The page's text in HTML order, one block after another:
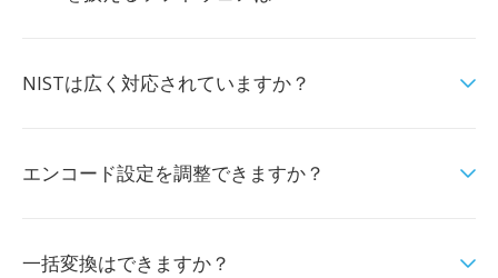
NISTは広く対応されていますか？
エンコード設定を調整できますか？
一括変換はできますか？